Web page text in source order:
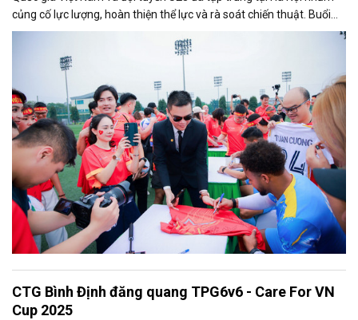
củng cố lực lượng, hoàn thiện thể lực và rà soát chiến thuật. Buổi
tập ngày 21/3 có sự tham gia của Herbalife Việt Nam, đối tác của
Liên đoàn Bóng đá Việt Nam (VFF), khi các cầu thủ bước vào giai
đoạn chuẩn bị cho các giải đấu quan trọng trong năm.
CTG Bình Định đăng quang TPG6v6 - Care For VN
Cup 2025